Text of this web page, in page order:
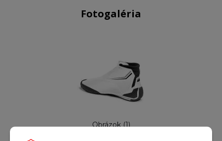
Fotogaléria
Obrázok (1)